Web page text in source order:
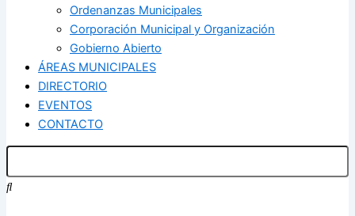
Ordenanzas Municipales
Corporación Municipal y Organización
Gobierno Abierto
ÁREAS MUNICIPALES
DIRECTORIO
EVENTOS
CONTACTO